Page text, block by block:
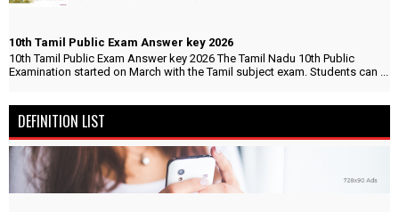
10th Tamil Public Exam Answer key 2026
10th Tamil Public Exam Answer key 2026 The Tamil Nadu 10th Public
Examination started on March with the Tamil subject exam. Students can ...
DEFINITION LIST